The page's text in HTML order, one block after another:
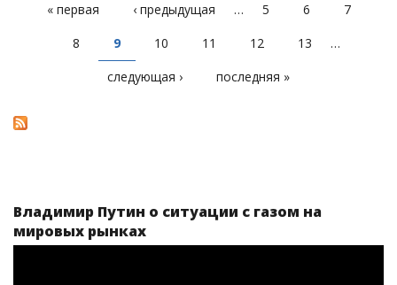
СТРАНИЦЫ
« первая ‹ предыдущая … 5 6
7
8
9 10 11 12 13
…
следующая ›
последняя »
Владимир Путин о ситуации с газом на
мировых рынках